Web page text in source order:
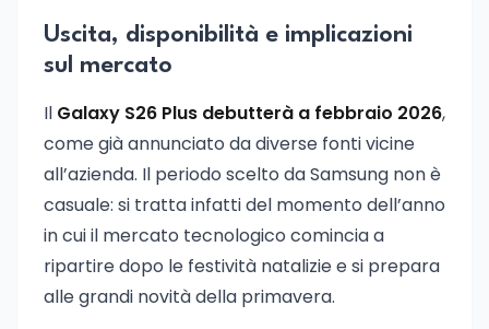
Uscita, disponibilità e implicazioni
sul mercato
Il Galaxy S26 Plus debutterà a febbraio 2026,
come già annunciato da diverse fonti vicine
all’azienda. Il periodo scelto da Samsung non è
casuale: si tratta infatti del momento dell’anno
in cui il mercato tecnologico comincia a
ripartire dopo le festività natalizie e si prepara
alle grandi novità della primavera.